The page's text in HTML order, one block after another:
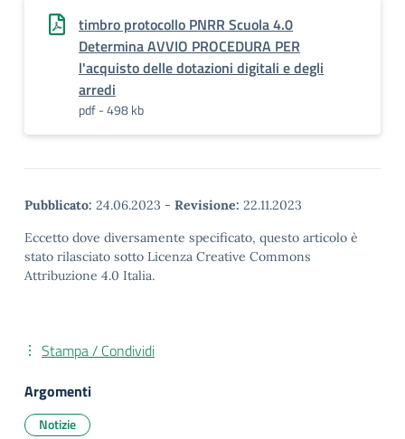
timbro protocollo PNRR Scuola 4.0
Determina AVVIO PROCEDURA PER
l'acquisto delle dotazioni digitali e degli
arredi
pdf - 498 kb
Pubblicato: 24.06.2023 - Revisione: 22.11.2023
Eccetto dove diversamente specificato, questo articolo è
stato rilasciato sotto Licenza Creative Commons
Attribuzione 4.0 Italia.
Stampa / Condividi
Argomenti
Notizie